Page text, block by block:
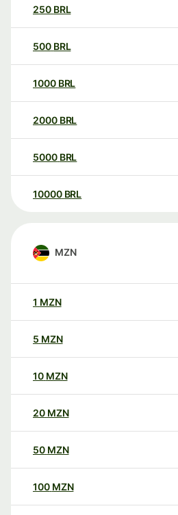
250 BRL
500 BRL
1000 BRL
2000 BRL
5000 BRL
10000 BRL
MZN
1 MZN
5 MZN
10 MZN
20 MZN
50 MZN
100 MZN